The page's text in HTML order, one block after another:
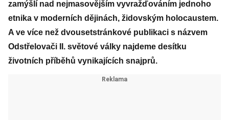
zamýšlí nad nejmasovějším vyvražďováním jednoho
etnika v moderních dějinách, židovským holocaustem.
A ve více než dvousetstránkové publikaci s názvem
Odstřelovači II. světové války najdeme desítku
životních příběhů vynikajících snajprů.